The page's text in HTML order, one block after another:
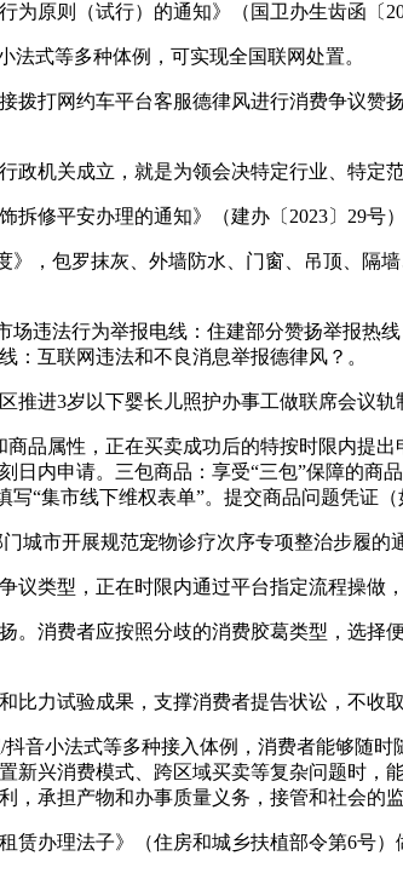
则（试行）的通知》（国卫办生齿函〔
式等多种体例，可实现全国联网处置。
打网约车平台客服德律风‌进行消费争议赞
机关成立，就是为领会决特定行业、特定
修平安办理的通知》（建办〔2023〕29号）
，包罗抹灰、外墙防水、门窗、吊顶、隔
法行为举报电线：住建部分赞扬举报热
：互联网违法和不良消息举报德律风？。
进3岁以下婴长儿照护办事工做联席会议轨
属性，正在买卖成功后的特按时限内提
日内申请。三包商品：享受“三包”保障的
“集市线下维权表单”。提交商品问题凭证（
市开展规范宠物诊疗次序专项整治步履的通
类型，正在时限内通过平台指定流程操做，
消费者应按照分歧的消费胶葛类型，选择
力试验成果，支撑消费者提告状讼，不收取
小法式等多种接入体例，消费者能够随时
新兴消费模式、跨区域买卖等复杂问题时
承担产物和办事质量义务，接管和社会的
办理法子》（住房和城乡扶植部令第6号）